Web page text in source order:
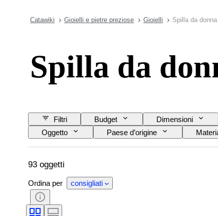
Catawiki Gioielli e pietre preziose Gioielli Spilla da donna
Spilla da
Filtri Budget Dimensioni
Oggetto
Paese d’origine
Titolo
Stile Taglio
93 oggetti
Ordina per consigliati